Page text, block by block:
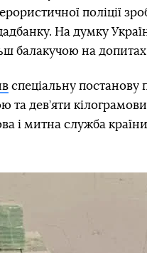
поліції
На думку
балакучою на
спеціальну постанову
та дев’яти
і митна служба країни